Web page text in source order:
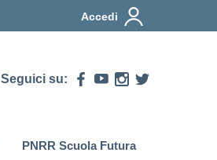
Accedi
Seguici su:
PNRR Scuola Futura